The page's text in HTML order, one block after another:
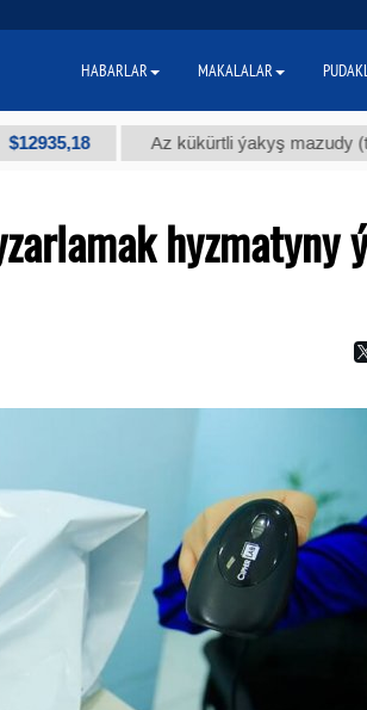
Az kükürtli ýakyş mazudy (t.)
hyzmatyny
HABARLAR MAKALALAR